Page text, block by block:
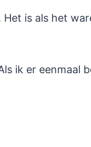
is als het
ik er eenmaal